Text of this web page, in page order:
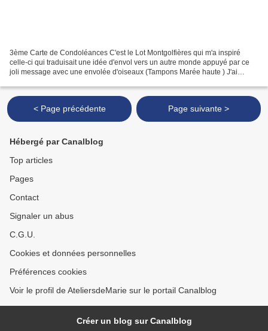
3ème Carte de Condoléances C'est le Lot Montgolfières qui m'a inspiré
celle-ci qui traduisait une idée d'envol vers un autre monde appuyé par ce
joli message avec une envolée d'oiseaux (Tampons Marée haute ) J'ai
< Page précédente Page suivante >
Hébergé par Canalblog
Top articles
Pages
Contact
Signaler un abus
C.G.U.
Cookies et données personnelles
Préférences cookies
Voir le profil de AteliersdeMarie sur le portail Canalblog
Créer un blog sur Canalblog